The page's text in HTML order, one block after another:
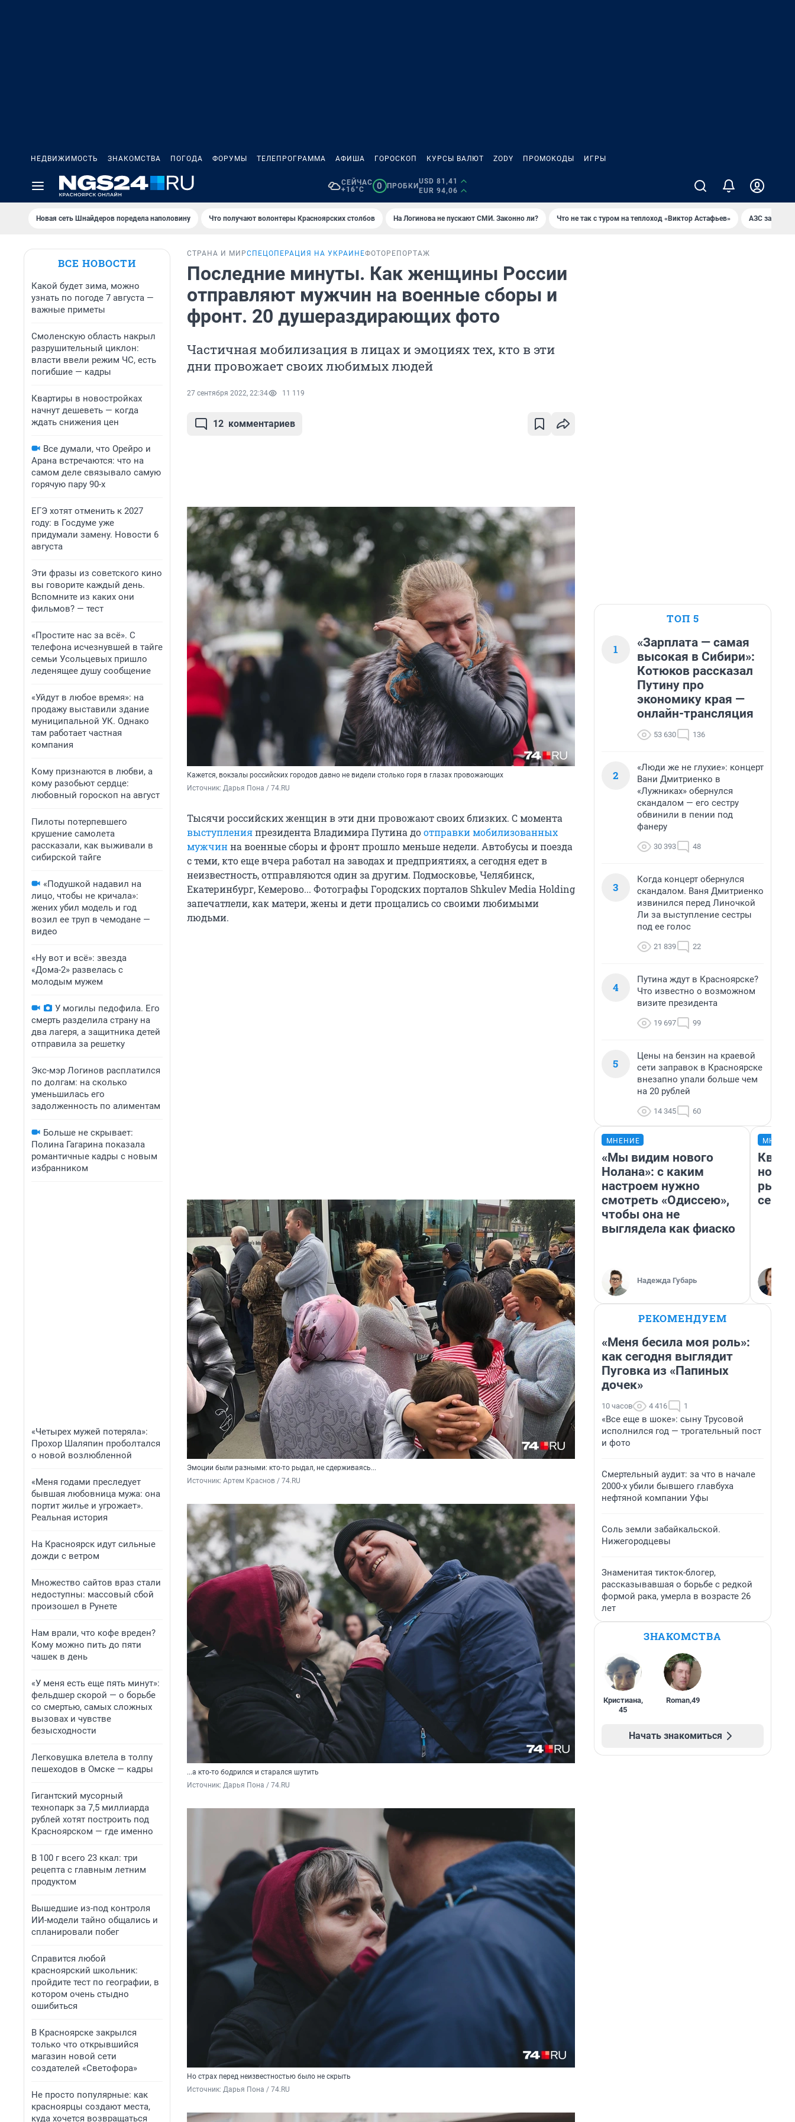
НЕДВИЖИМОСТЬ ЗНАКОМСТВА ПОГОДА ФОРУМЫ ТЕЛЕПРОГРАММА АФИША ГОРОСКОП КУРСЫ ВАЛЮТ ZODY ПРОМОКОДЫ ИГРЫ
СЕЙЧАС
+16°C
0 ПРОБКИ
USD 81,41
EUR 94,06
Новая сеть Шнайдеров поредела наполовину Что получают волонтеры Красноярских столбов На Логинова не пускают СМИ. Законно ли? Что не так с туром на теплоход «Виктор Астафьев» AЗС
ВСЕ НОВОСТИ
Какой будет зима, можно
узнать по погоде 7 августа —
важные приметы
Смоленскую область накрыл
разрушительный циклон:
власти ввели режим ЧС, есть
погибшие — кадры
Квартиры в новостройках
начнут дешеветь — когда
ждать снижения цен
Все думали, что Орейро и
Арана встречаются: что на
самом деле связывало самую
горячую пару 90-х
ЕГЭ хотят отменить к 2027
году: в Госдуме уже
придумали замену. Новости 6
августа
Эти фразы из советского кино
вы говорите каждый день.
Вспомните из каких они
фильмов? — тест
«Простите нас за всё». С
телефона исчезнувшей в тайге
семьи Усольцевых пришло
леденящее душу сообщение
«Уйдут в любое время»: на
продажу выставили здание
муниципальной УК. Однако
там работает частная
компания
Кому признаются в любви, а
кому разобьют сердце:
любовный гороскоп на август
Пилоты потерпевшего
крушение самолета
рассказали, как выживали в
сибирской тайге
«Подушкой надавил на
лицо, чтобы не кричала»:
жених убил модель и год
возил ее труп в чемодане —
видео
«Ну вот и всё»: звезда
«Дома-2» развелась с
молодым мужем
У могилы педофила. Его
смерть разделила страну на
два лагеря, а защитника детей
отправила за решетку
Экс-мэр Логинов расплатился
по долгам: на сколько
уменьшилась его
задолженность по алиментам
Больше не скрывает:
Полина Гагарина показала
романтичные кадры с новым
избранником
«Четырех мужей потеряла»:
Прохор Шаляпин проболтался
о новой возлюбленной
«Меня годами преследует
бывшая любовница мужа: она
портит жилье и угрожает».
Реальная история
На Красноярск идут сильные
дожди с ветром
Множество сайтов враз стали
недоступны: массовый сбой
произошел в Рунете
Нам врали, что кофе вреден?
Кому можно пить до пяти
чашек в день
«У меня есть еще пять минут»:
фельдшер скорой — о борьбе
со смертью, самых сложных
вызовах и чувстве
безысходности
Легковушка влетела в толпу
пешеходов в Омске — кадры
Гигантский мусорный
технопарк за 7,5 миллиарда
рублей хотят построить под
Красноярском — где именно
В 100 г всего 23 ккал: три
рецепта с главным летним
продуктом
Вышедшие из-под контроля
ИИ-модели тайно общались и
спланировали побег
Справится любой
красноярский школьник:
пройдите тест по географии, в
котором очень стыдно
ошибиться
В Красноярске закрылся
только что открывшийся
магазин новой сети
создателей «Светофора»
Не просто популярные: как
красноярцы создают места,
куда хочется возвращаться
СТРАНА И МИРСПЕЦОПЕРАЦИЯ НА УКРАИНЕФОТОРЕПОРТАЖ
Последние минуты. Как женщины России
отправляют мужчин на военные сборы и
фронт. 20 душераздирающих фото
Частичная мобилизация в лицах и эмоциях тех, кто в эти
дни провожает своих любимых людей
27 сентября 2022, 22:34 11 119
12 комментариев
Кажется, вокзалы российских городов давно не видели столько горя в глазах провожающих
Источник: Дарья Пона / 74.RU
Тысячи российских женщин в эти дни провожают своих близких. С момента
выступленияпрезидента Владимира Путина доотправки мобилизованных
мужчинна военные сборы и фронт прошло меньше недели. Автобусы и поезда
с теми, кто еще вчера работал на заводах и предприятиях, а сегодня едет в
неизвестность, отправляются один за другим. Подмосковье, Челябинск,
Екатеринбург, Кемерово... Фотографы Городских порталов Shkulev Media Holding
запечатлели, как матери, жены и дети прощались со своими любимыми
людьми.
Эмоции были разными: кто-то рыдал, не сдерживаясь...
Источник: Артем Краснов / 74.RU
...а кто-то бодрился и старался шутить
Источник: Дарья Пона / 74.RU
Но страх перед неизвестностью было не скрыть
Источник: Дарья Пона / 74.RU
ТОП 5
1
«Зарплата — самая
высокая в Сибири»:
Котюков рассказал
Путину про
экономику края —
онлайн-трансляция
53 630 136
2
«Люди же не глухие»: концерт
Вани Дмитриенко в
«Лужниках» обернулся
скандалом — его сестру
обвинили в пении под
фанеру
30 393 48
3
Когда концерт обернулся
скандалом. Ваня Дмитриенко
извинился перед Линочкой
Ли за выступление сестры
под ее голос
21 839 22
4
Путина ждут в Красноярске?
Что известно о возможном
визите президента
19 697 99
5
Цены на бензин на краевой
сети заправок в Красноярске
внезапно упали больше чем
на 20 рублей
14 345 60
МНЕНИЕ
«Мы видим нового
Нолана»: с каким
настроем нужно
смотреть «Одиссею»,
чтобы она не
выглядела как фиаско
Надежда Губарь
но
РЕКОМЕНДУЕМ
«Меня бесила моя роль»:
как сегодня выглядит
Пуговка из «Папиных
дочек»
10 часов 4 416 1
«Все еще в шоке»: сыну Трусовой
исполнился год — трогательный пост
и фото
Смертельный аудит: за что в начале
2000-х убили бывшего главбуха
нефтяной компании Уфы
Соль земли забайкальской.
Нижегородцевы
Знаменитая тикток-блогер,
рассказывавшая о борьбе с редкой
формой рака, умерла в возрасте 26
лет
ЗНАКОМСТВА
Кристиана,
45
Roman,49
Начать знакомиться